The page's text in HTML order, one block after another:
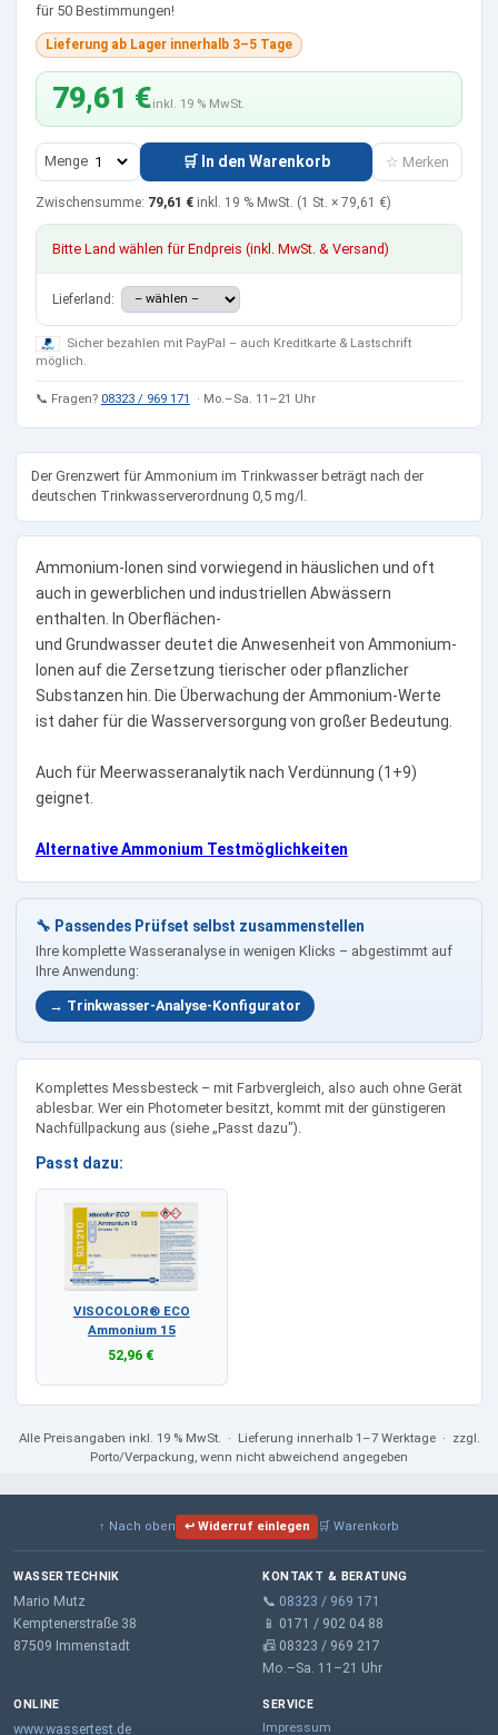
für 50 Bestimmungen!
Lieferung ab Lager innerhalb 3–5 Tage
79,61 €inkl. 19 % MwSt.
Menge 🛒 In den Warenkorb ☆ Merken
Zwischensumme: 79,61 € inkl. 19 % MwSt. (1 St. × 79,61 €)
Bitte Land wählen für Endpreis (inkl. MwSt. & Versand)
Lieferland:
Sicher bezahlen mit PayPal – auch Kreditkarte & Lastschrift
möglich.
📞 Fragen? 08323 / 969 171 · Mo.–Sa. 11–21 Uhr
Der Grenzwert für Ammonium im Trinkwasser beträgt nach der
deutschen Trinkwasserverordnung 0,5 mg/l.
Ammonium-Ionen sind vorwiegend in häuslichen und oft
auch in gewerblichen und industriellen Abwässern
enthalten. In Oberflächen-
und Grundwasser deutet die Anwesenheit von Ammonium-
Ionen auf die Zersetzung tierischer oder pflanzlicher
Substanzen hin. Die Überwachung der Ammonium-Werte
ist daher für die Wasserversorgung von großer Bedeutung.
Auch für Meerwasseranalytik nach Verdünnung (1+9)
geignet.
Alternative Ammonium Testmöglichkeiten
🔧 Passendes Prüfset selbst zusammenstellen
Ihre komplette Wasseranalyse in wenigen Klicks – abgestimmt auf
Ihre Anwendung:
→ Trinkwasser-Analyse-Konfigurator
Komplettes Messbesteck – mit Farbvergleich, also auch ohne Gerät
ablesbar. Wer ein Photometer besitzt, kommt mit der günstigeren
Nachfüllpackung aus (siehe „Passt dazu").
Passt dazu:
VISOCOLOR® ECO
Ammonium 15
52,96 €
Alle Preisangaben inkl. 19 % MwSt. · Lieferung innerhalb 1–7 Werktage · zzgl.
Porto/Verpackung, wenn nicht abweichend angegeben
↑ Nach oben ↩ Widerruf einlegen 🛒 Warenkorb
WASSERTECHNIK
Mario Mutz
Kemptenerstraße 38
87509 Immenstadt
KONTAKT & BERATUNG
📞 08323 / 969 171
📱 0171 / 902 04 88
📠 08323 / 969 217
Mo.–Sa. 11–21 Uhr
ONLINE
www.wassertest.de
SERVICE
Impressum